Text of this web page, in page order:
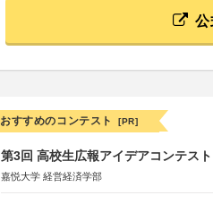
おすすめのコンテスト [PR]
第3回 高校生広報アイデアコンテスト
嘉悦大学 経営経済学部